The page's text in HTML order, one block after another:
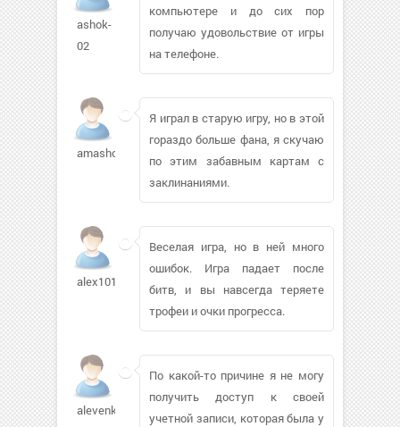
ashok-
02
компьютере и до сих пор
получаю удовольствие от игры
на телефоне.
amashok
Я играл в старую игру, но в этой
гораздо больше фана, я скучаю
по этим забавным картам с
заклинаниями.
alex101070396
Веселая игра, но в ней много
ошибок. Игра падает после
битв, и вы навсегда теряете
трофеи и очки прогресса.
alevenkova
По какой-то причине я не могу
получить доступ к своей
учетной записи, которая была у